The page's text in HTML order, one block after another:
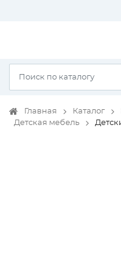
Главная Каталог
Детская мебель